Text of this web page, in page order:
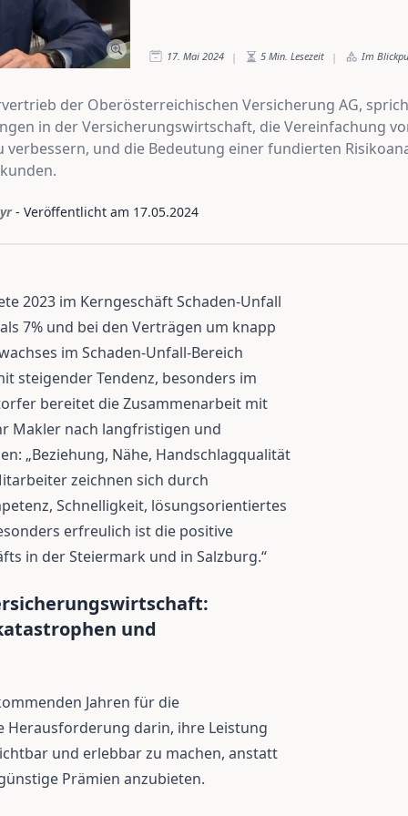
17. Mai 2024 | 5 Min. Lesezeit | Im
der Oberösterreichischen Versicherung AG,
in der Versicherungswirtschaft, die Vereinfachung
verbessern, und die Bedeutung einer fundierten
- Veröffentlicht am 17.05.2024
2023 im Kerngeschäft Schaden-Unfall
7% und bei den Verträgen um knapp
im Schaden-Unfall-Bereich
steigender Tendenz, besonders im
bereitet die Zusammenarbeit mit
Makler nach langfristigen und
„Beziehung, Nähe, Handschlagqualität
zeichnen sich durch
Schnelligkeit, lösungsorientiertes
erfreulich ist die positive
in der Steiermark und in Salzburg.“
und
Jahren für die
darin, ihre Leistung
und erlebbar zu machen, anstatt
Prämien anzubieten.